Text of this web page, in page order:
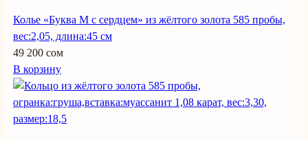
Колье «Буква М с сердцем» из жёлтого золота 585 пробы,
вес:2,05, длина:45 см
49 200 сом
В корзину